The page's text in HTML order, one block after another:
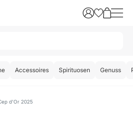
Accessoires Spirituosen Genuss
d'Or 2025